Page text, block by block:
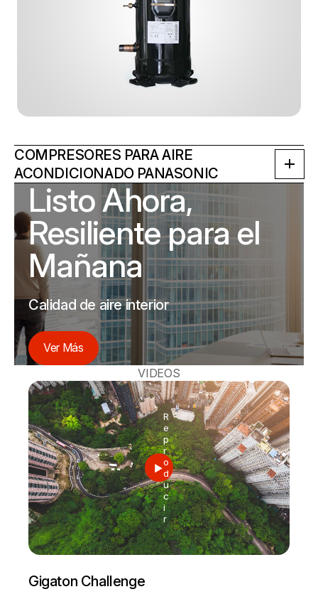
COMPRESORES PARA AIRE
ACONDICIONADO PANASONIC
Listo Ahora,
Resiliente para el
Mañana
Calidad de aire interior
Ver Más
VIDEOS
R
e
p
r
o
d
u
c
i
r
Gigaton Challenge